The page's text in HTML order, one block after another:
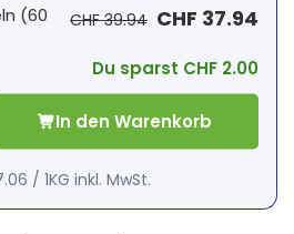
(60
CHF 39.94 CHF 37.94
Du sparst CHF 2.00
In den Warenkorb
/ 1KG inkl. MwSt.